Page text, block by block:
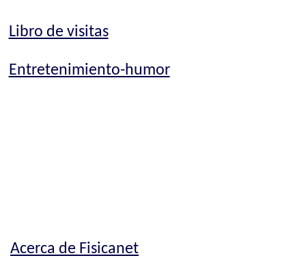
Libro de visitas
Entretenimiento-humor
Acerca de Fisicanet